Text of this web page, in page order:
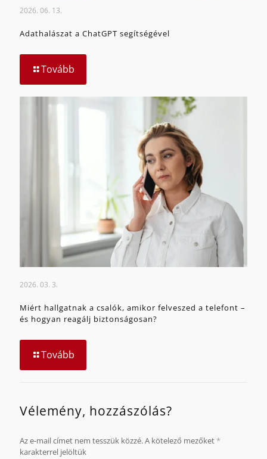
2026. 06. 13.
Adathalászat a ChatGPT segítségével
Tovább
2026. 03. 3.
Miért hallgatnak a csalók, amikor felveszed a telefont –
és hogyan reagálj biztonságosan?
Tovább
Vélemény, hozzászólás?
Az e-mail címet nem tesszük közzé.A kötelező mezőket*
karakterrel jelöltük